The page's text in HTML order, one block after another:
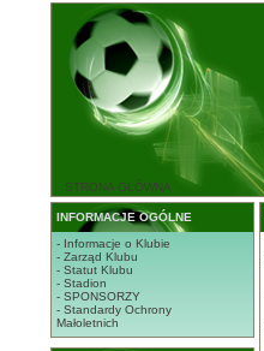
STRONA GŁÓWNA
INFORMACJE OGÓLNE
- Informacje o Klubie
- Zarząd Klubu
- Statut Klubu
- Stadion
- SPONSORZY
- Standardy Ochrony
Małoletnich